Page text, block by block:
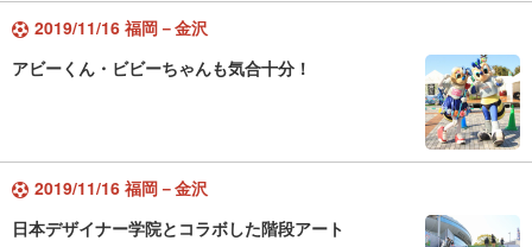
2019/11/16 福岡－金沢
アビーくん・ビビーちゃんも気合十分！
2019/11/16 福岡－金沢
日本デザイナー学院とコラボした階段アート